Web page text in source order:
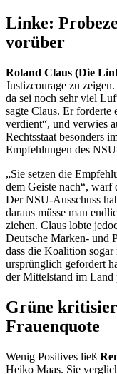
Linke:
vorüber
Roland Claus (Die
Justizcourage zu
da sei noch sehr viel
sagte Claus. Er forderte
verdient“, und verwies
Rechtsstaat besonders
Empfehlungen des
„Sie setzen die
dem Geiste nach“,
Der NSU-Ausschuss
daraus müsse man
ziehen. Claus lobte
Deutsche Marken- und
dass die Koalition sogar
ursprünglich gefordert
der Mittelstand im Land
Grüne
Frauenquote
Wenig Positives ließ
Heiko Maas. Sie